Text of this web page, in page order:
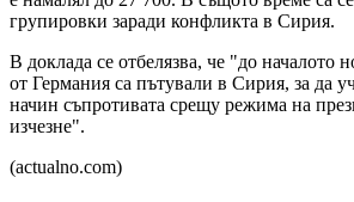
групировки заради конфликта в Сирия.
В доклада се отбелязва, че "до началото
от Германия са пътували в Сирия, за да
начин съпротивата срещу режима на
изчезне".
(actualno.com)